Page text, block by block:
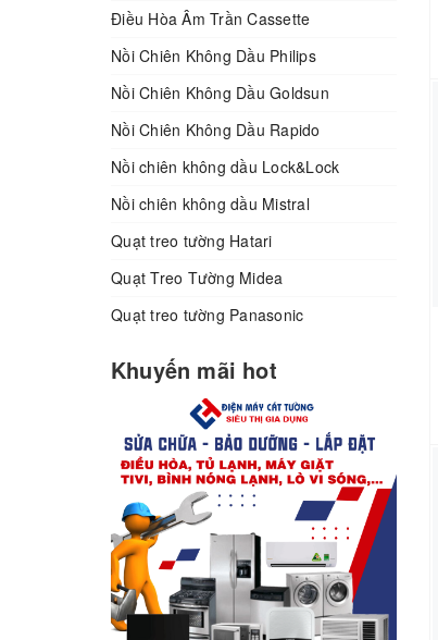
quạt năng lượng mặt trời
bếp từ đơn
máy rửa chén
Cây lọc nước nóng lạnh
nồi cao tần
nồi luộc gà
chảo sâu lòng
tủ rượu
bếp đơn
Bếp đôi
bàn là
quạt sưởi
BLANC
Levoit
Renova
Asher
kalite
Asiatic
finiki
Aqua
comfee
ĐIỆN CƠ 91
Điều Hòa Âm Trần Cassette
Nồi Chiên Không Dầu Philips
Nồi Chiên Không Dầu Goldsun
Nồi Chiên Không Dầu Rapido
Nồi chiên không dầu Lock&Lock
Nồi chiên không dầu Mistral
Quạt treo tường Hatari
Quạt Treo Tường Midea
Quạt treo tường Panasonic
Khuyến mãi hot